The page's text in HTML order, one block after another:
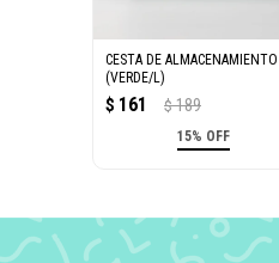
CESTA DE ALMACENAMIENTO
(VERDE/L)
$ 161 $ 189
15% OFF